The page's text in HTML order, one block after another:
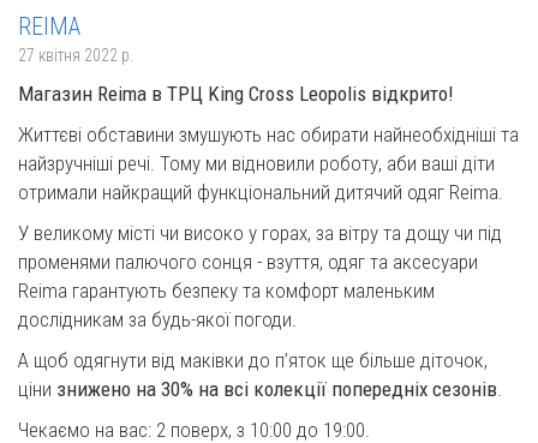
REIMA
27 квітня 2022 р.
Магазин Reima в ТРЦ King Cross Leopolis відкрито!
Життєві обставини змушують нас обирати найнеобхідніші та
найзручніші речі. Тому ми відновили роботу, аби ваші діти
отримали найкращий функціональний дитячий одяг Reima.
У великому місті чи високо у горах, за вітру та дощу чи під
променями палючого сонця - взуття, одяг та аксесуари
Reima гарантують безпеку та комфорт маленьким
дослідникам за будь-якої погоди.
А щоб одягнути від маківки до п’яток ще більше діточок,
ціни знижено на 30% на всі колекції попередніх сезонів.
Чекаємо на вас: 2 поверх, з 10:00 до 19:00.